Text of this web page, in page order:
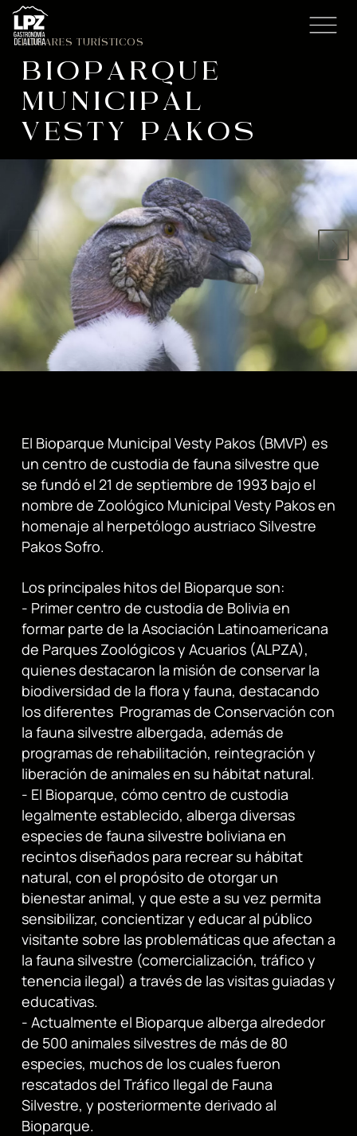
LUGARES TURÍSTICOS
BIOPARQUE
MUNICIPAL
VESTY PAKOS
El Bioparque Municipal Vesty Pakos (BMVP) es
un centro de custodia de fauna silvestre que
se fundó el 21 de septiembre de 1993 bajo el
nombre de Zoológico Municipal Vesty Pakos en
homenaje al herpetólogo austriaco Silvestre
Pakos Sofro.
Los principales hitos del Bioparque son:
- Primer centro de custodia de Bolivia en
formar parte de la Asociación Latinoamericana
de Parques Zoológicos y Acuarios (ALPZA),
quienes destacaron la misión de conservar la
biodiversidad de la flora y fauna, destacando
los diferentes Programas de Conservación con
la fauna silvestre albergada, además de
programas de rehabilitación, reintegración y
liberación de animales en su hábitat natural.
- El Bioparque, cómo centro de custodia
legalmente establecido, alberga diversas
especies de fauna silvestre boliviana en
recintos diseñados para recrear su hábitat
natural, con el propósito de otorgar un
bienestar animal, y que este a su vez permita
sensibilizar, concientizar y educar al público
visitante sobre las problemáticas que afectan a
la fauna silvestre (comercialización, tráfico y
tenencia ilegal) a través de las visitas guiadas y
educativas.
- Actualmente el Bioparque alberga alrededor
de 500 animales silvestres de más de 80
especies, muchos de los cuales fueron
rescatados del Tráfico Ilegal de Fauna
Silvestre, y posteriormente derivado al
Bioparque.